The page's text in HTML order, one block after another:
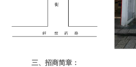
三、招商简章：